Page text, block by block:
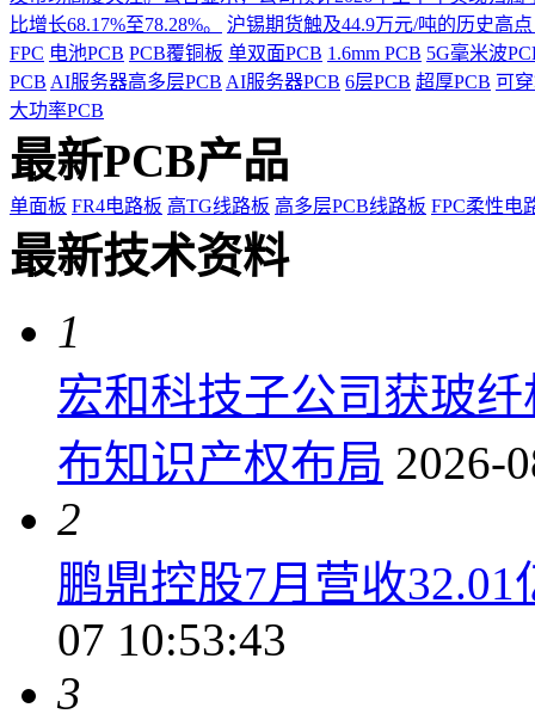
比增长68.17%至78.28%。
沪锡期货触及44.9万元/吨的历史高
FPC 电池PCB PCB覆铜板 单双面PCB 1.6mm PCB 5G毫米波
PCB AI服务器高多层PCB AI服务器PCB 6层PCB 超厚PCB 可
大功率PCB
最新PCB产品
单面板 FR4电路板 高TG线路板 高多层PCB线路板 FPC柔性电
最新技术资料
1
宏和科技子公司获玻
布知识产权布局 2026-
2
鹏鼎控股7月营收
07 10:53:43
3